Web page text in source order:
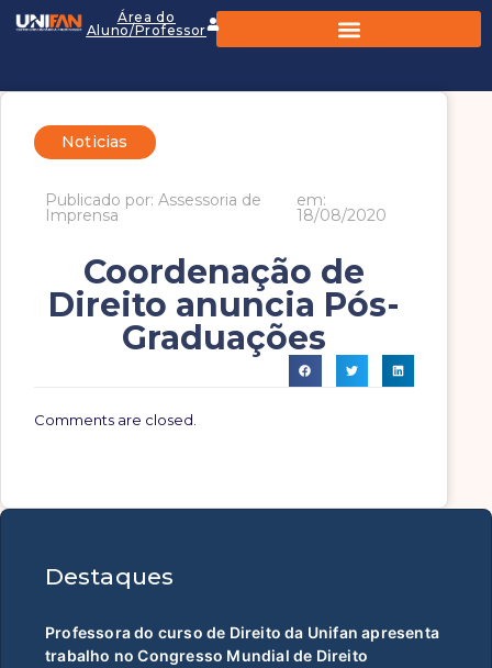
Área do
Aluno/Professor
Noticias
Publicado por: Assessoria de
Imprensa
em:
18/08/2020
Coordenação de
Direito anuncia Pós-
Graduações
Comments are closed.
Destaques
Professora do curso de Direito da Unifan apresenta
trabalho no Congresso Mundial de Direito